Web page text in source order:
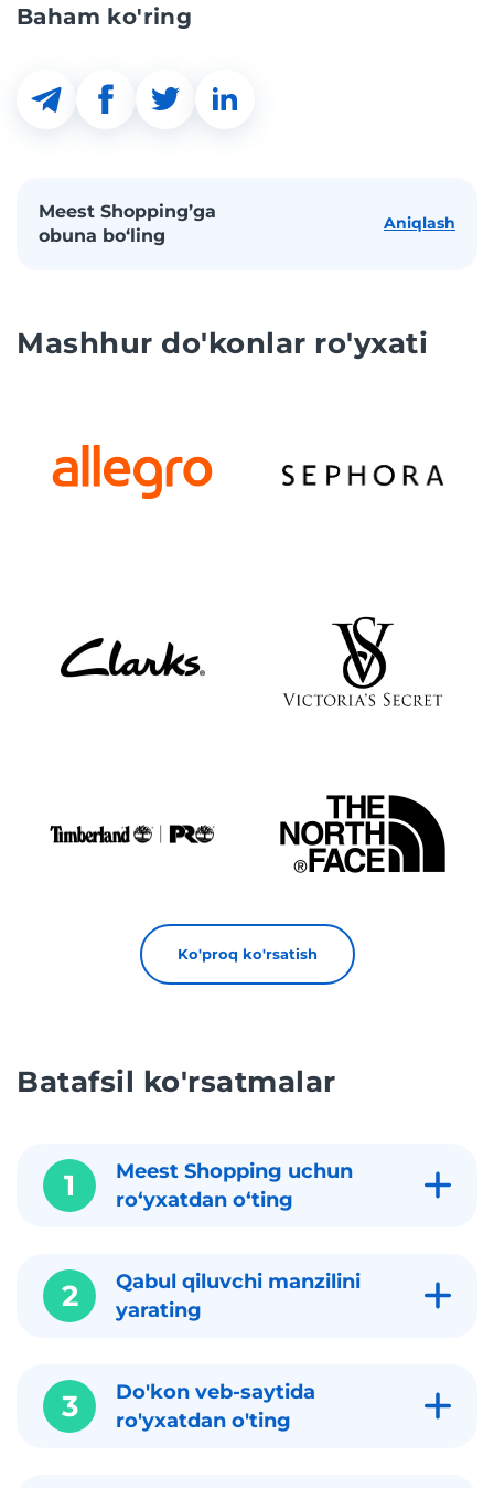
Baham ko'ring
Meest Shopping’ga
obuna bo‘ling
Aniqlash
Mashhur do'konlar ro'yxati
Ko'proq ko'rsatish
Batafsil ko'rsatmalar
1
Meest Shopping uchun
roʻyxatdan oʻting
2
Qabul qiluvchi manzilini
yarating
3
Do'kon veb-saytida
ro'yxatdan o'ting